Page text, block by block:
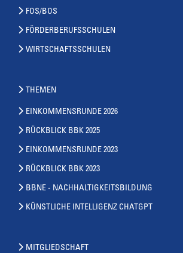
FOS/BOS
FÖRDERBERUFSSCHULEN
WIRTSCHAFTSSCHULEN
THEMEN
EINKOMMENSRUNDE 2026
RÜCKBLICK BBK 2025
EINKOMMENSRUNDE 2023
RÜCKBLICK BBK 2023
BBNE - NACHHALTIGKEITSBILDUNG
KÜNSTLICHE INTELLIGENZ CHATGPT
MITGLIEDSCHAFT